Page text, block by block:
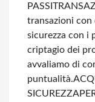
PASSI
transazioni
sicurezza con i
criptagio dei
avvaliamo di
puntualità.
SICUREZZA